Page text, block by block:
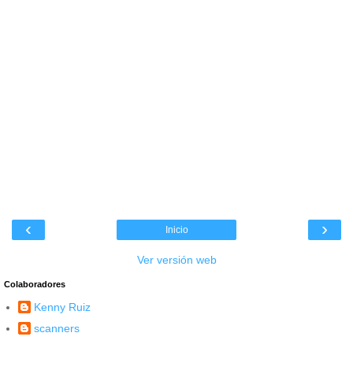
‹ ›
Inicio
Ver versión web
Colaboradores
Kenny Ruiz
scanners